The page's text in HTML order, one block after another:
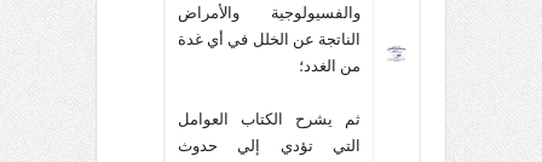
والفسيولوجية والأمراض
الناتجة عن الخلل في أي غدة
من الغدد؛
ثم يشرح الكتاب العوامل
التي تؤدي إلي حدوث